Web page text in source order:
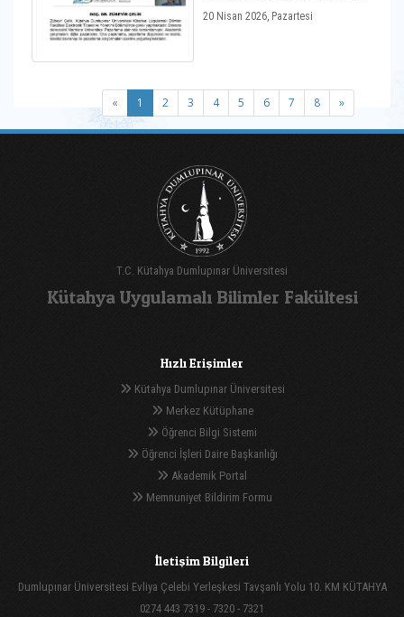
Analiz Eğitimleri
20 Nisan 2026, Pazartesi
« 1 (current)
2 3 4 5 6 7 8 »
T.C. Kütahya Dumlupınar Üniversitesi
Kütahya Uygulamalı Bilimler Fakültesi
Hızlı Erişimler
Kütahya Dumlupınar Üniversitesi
Merkez Kütüphane
Öğrenci Bilgi Sistemi
Öğrenci İşleri Daire Başkanlığı
Akademik Portal
Memnuniyet Bildirim Formu
İletişim Bilgileri
Dumlupınar Üniversitesi Evliya Çelebi Yerleşkesi Tavşanlı Yolu 10. KM KÜTAHYA
0274 443 7319 - 7320 - 7321